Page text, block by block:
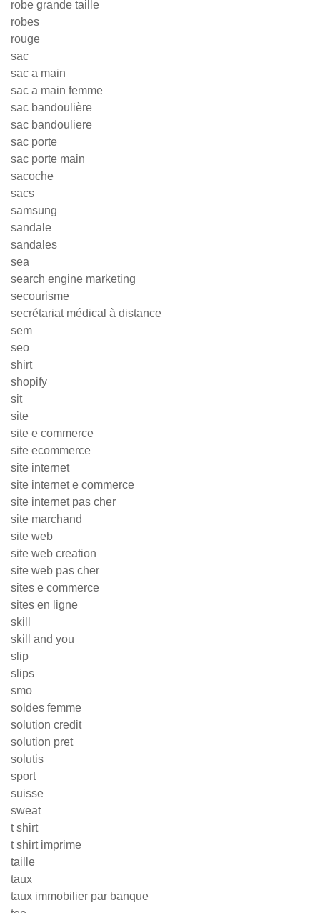
robe grande taille
robes
rouge
sac
sac a main
sac a main femme
sac bandoulière
sac bandouliere
sac porte
sac porte main
sacoche
sacs
samsung
sandale
sandales
sea
search engine marketing
secourisme
secrétariat médical à distance
sem
seo
shirt
shopify
sit
site
site e commerce
site ecommerce
site internet
site internet e commerce
site internet pas cher
site marchand
site web
site web creation
site web pas cher
sites e commerce
sites en ligne
skill
skill and you
slip
slips
smo
soldes femme
solution credit
solution pret
solutis
sport
suisse
sweat
t shirt
t shirt imprime
taille
taux
taux immobilier par banque